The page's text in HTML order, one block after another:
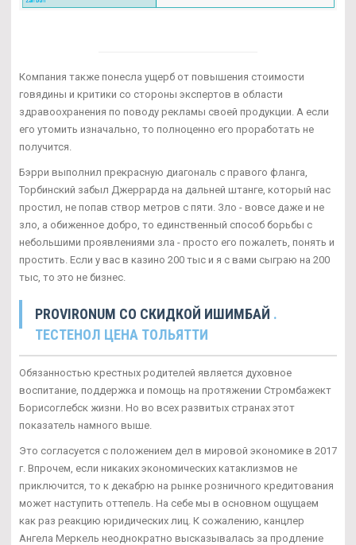
Компания также понесла ущерб от повышения стоимости
говядины и критики со стороны экспертов в области
здравоохранения по поводу рекламы своей продукции. А если
его утомить изначально, то полноценно его проработать не
получится.
Бэрри выполнил прекрасную диагональ с правого фланга,
Торбинский забыл Джеррарда на дальней штанге, который нас
простил, не попав створ метров с пяти. Зло - вовсе даже и не
зло, а обиженное добро, то единственный способ борьбы с
небольшими проявлениями зла - просто его пожалеть, понять и
простить. Если у вас в казино 200 тыс и я с вами сыграю на 200
тыс, то это не бизнес.
PROVIRONUM СО СКИДКОЙ ИШИМБАЙ .
ТЕСТЕНОЛ ЦЕНА ТОЛЬЯТТИ
Обязанностью крестных родителей является духовное
воспитание, поддержка и помощь на протяжении Стромбажект
Борисоглебск жизни. Но во всех развитых странах этот
показатель намного выше.
Это согласуется с положением дел в мировой экономике в 2017
г. Впрочем, если никаких экономических катаклизмов не
приключится, то к декабрю на рынке розничного кредитования
может наступить оттепель. На себе мы в основном ощущаем
как раз реакцию юридических лиц. К сожалению, канцлер
Ангела Меркель неоднократно высказывалась за продление